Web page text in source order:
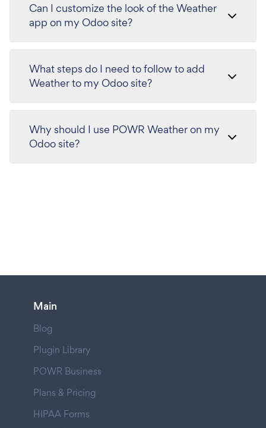
Can I customize the look of the Weather
app on my Odoo site?
What steps do I need to follow to add
Weather to my Odoo site?
Why should I use POWR Weather on my
Odoo site?
Main
Blog
Plugin Library
POWR Business
Plans & Pricing
HIPAA Forms